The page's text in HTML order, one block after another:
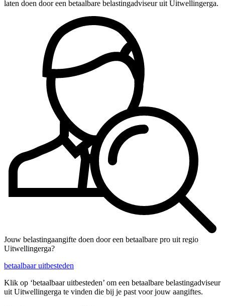
laten doen door een betaalbare belastingadviseur uit Uitwellingerga.
Jouw belastingaangifte doen door een betaalbare pro uit regio
Uitwellingerga?
betaalbaar uitbesteden
Klik op ‘betaalbaar uitbesteden’ om een betaalbare belastingadviseur
uit Uitwellingerga te vinden die bij je past voor jouw aangiftes.